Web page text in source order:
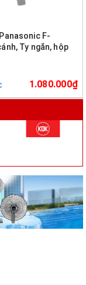
F-
Ty ngắn, hộp
1.080.000₫